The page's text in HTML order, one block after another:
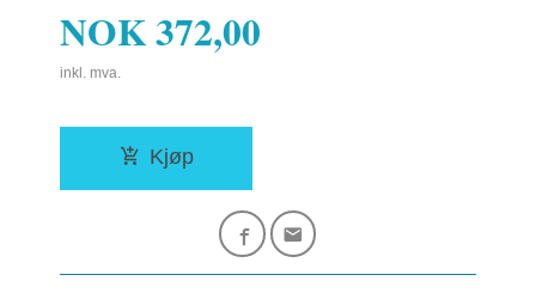
Pris
NOK372,00
inkl. mva.
Kjøp